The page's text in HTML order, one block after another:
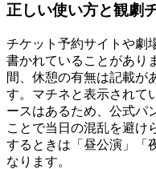
正しい使い方と観劇
チケット予約サイトや劇
書かれていることがあり
間、休憩の有無は記載が
す。マチネと表示されて
ースはあるため、公式パ
ことで当日の混乱を避け
するときは「昼公演」「
なります。